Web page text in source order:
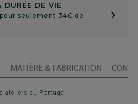
DURÉE DE VIE
seulement 34€ de
›
MATIÈRE & FABRICATION
ateliers au Portugal.